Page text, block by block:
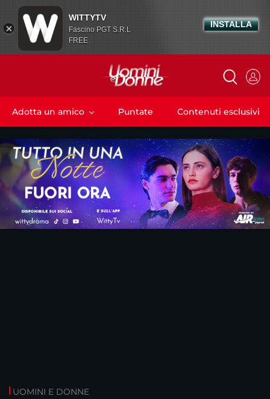
Adotta un amico Puntate Contenuti esclusivi
UOMINI E DONNE
WITTYTV
Fascino PGT S.R.L
FREE
INSTALLA